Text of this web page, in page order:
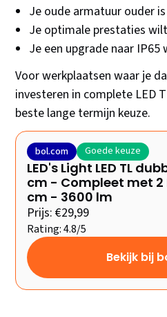
Je oude armatuur ouder
Je optimale prestaties wilt
Je een upgrade naar IP65
Voor werkplaatsen waar je
investeren in complete LED
beste lange termijn keuze.
bol.com Goede keuze
LED's Light LED TL
cm - Compleet met 2
cm - 3600 lm
Prijs: €29,99
Rating: 4.8/5
Bekijk bij